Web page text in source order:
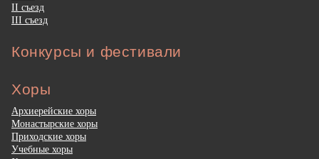
II съезд
III съезд
Конкурсы и фестивали
Хоры
Архиерейские хоры
Монастырские хоры
Приходские хоры
Учебные хоры